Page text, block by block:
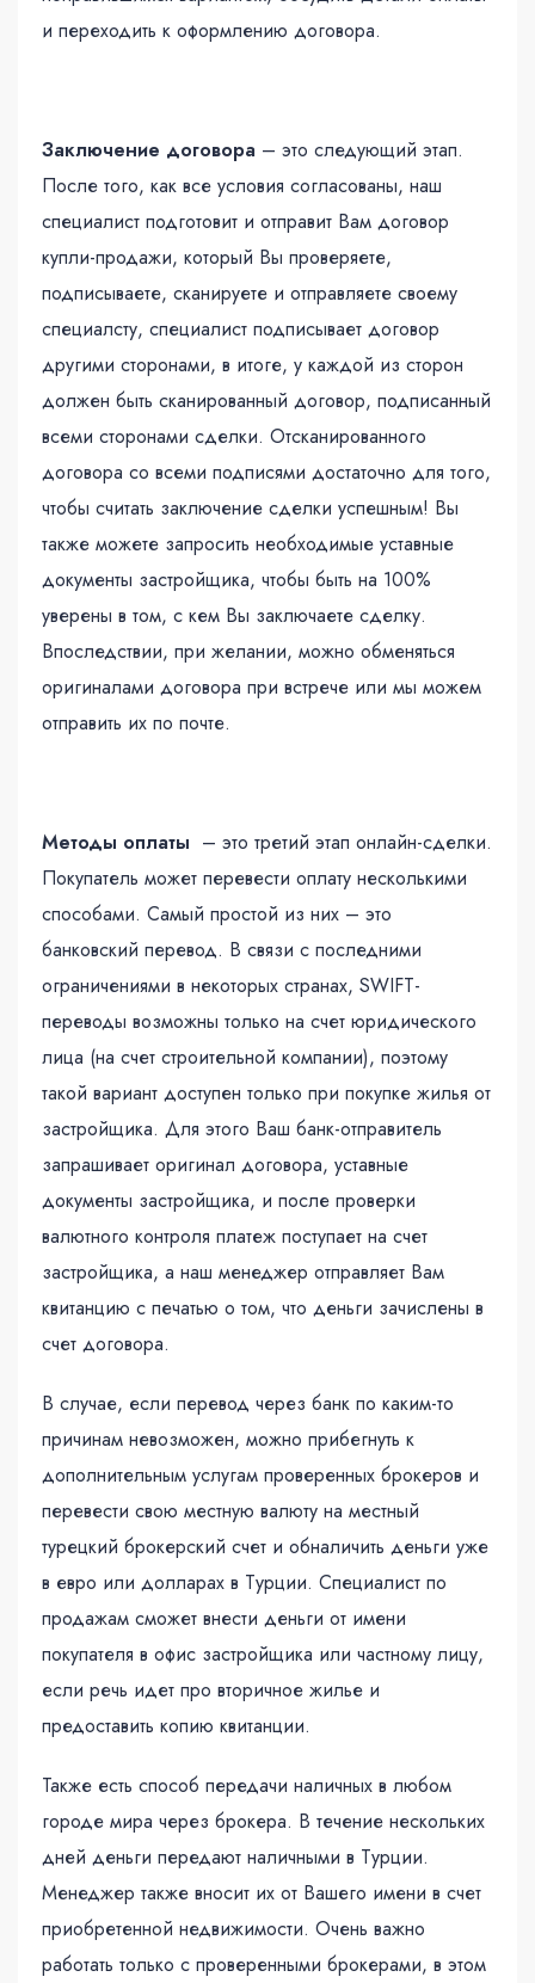
и переходить к оформлению договора.
Заключение договора – это следующий этап.
После того, как все условия согласованы, наш
специалист подготовит и отправит Вам договор
купли-продажи, который Вы проверяете,
подписываете, сканируете и отправляете своему
специалсту, специалист подписывает договор
другими сторонами, в итоге, у каждой из сторон
должен быть сканированный договор, подписанный
всеми сторонами сделки. Отсканированного
договора со всеми подписями достаточно для того,
чтобы считать заключение сделки успешным! Вы
также можете запросить необходимые уставные
документы застройщика, чтобы быть на 100%
уверены в том, с кем Вы заключаете сделку.
Впоследствии, при желании, можно обменяться
оригиналами договора при встрече или мы можем
отправить их по почте.
Методы оплаты – это третий этап онлайн-сделки.
Покупатель может перевести оплату несколькими
способами. Самый простой из них – это
банковский перевод. В связи с последними
ограничениями в некоторых странах, SWIFT-
переводы возможны только на счет юридического
лица (на счет строительной компании), поэтому
такой вариант доступен только при покупке жилья от
застройщика. Для этого Ваш банк-отправитель
запрашивает оригинал договора, уставные
документы застройщика, и после проверки
валютного контроля платеж поступает на счет
застройщика, а наш менеджер отправляет Вам
квитанцию с печатью о том, что деньги зачислены в
счет договора.
В случае, если перевод через банк по каким-то
причинам невозможен, можно прибегнуть к
дополнительным услугам проверенных брокеров и
перевести свою местную валюту на местный
турецкий брокерский счет и обналичить деньги уже
в евро или долларах в Турции. Специалист по
продажам сможет внести деньги от имени
покупателя в офис застройщика или частному лицу,
если речь идет про вторичное жилье и
предоставить копию квитанции.
Также есть способ передачи наличных в любом
городе мира через брокера. В течение нескольких
дней деньги передают наличными в Турции.
Менеджер также вносит их от Вашего имени в счет
приобретенной недвижимости. Очень важно
работать только с проверенными брокерами, в этом